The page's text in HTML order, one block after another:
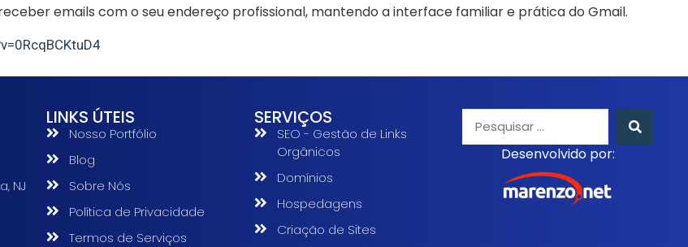
emails com o seu endereço profissional, mantendo a interface familiar e prática do Gmail.
NJ
LINKS ÚTEIS
Nosso Portfólio
Blog
Sobre Nós
Política de Privacidade
Termos de Serviços
SERVIÇOS
SEO - Gestão de Links
Orgânicos
Domínios
Hospedagens
Criação de Sites
Desenvolvido por: